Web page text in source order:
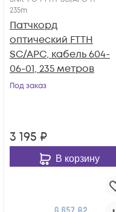
235m
Патчкорд
оптический FTTH
SC/APC, кабель 604-
06-01, 235 метров
Под заказ
3 195 ₽
В корзину